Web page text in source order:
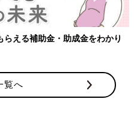
覧へ